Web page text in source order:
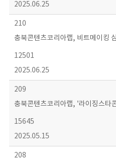
2025.06.25
210
충북콘텐츠코리아랩, 비트메이킹
12501
2025.06.25
209
충북콘텐츠코리아랩, '라이징스타
15645
2025.05.15
208